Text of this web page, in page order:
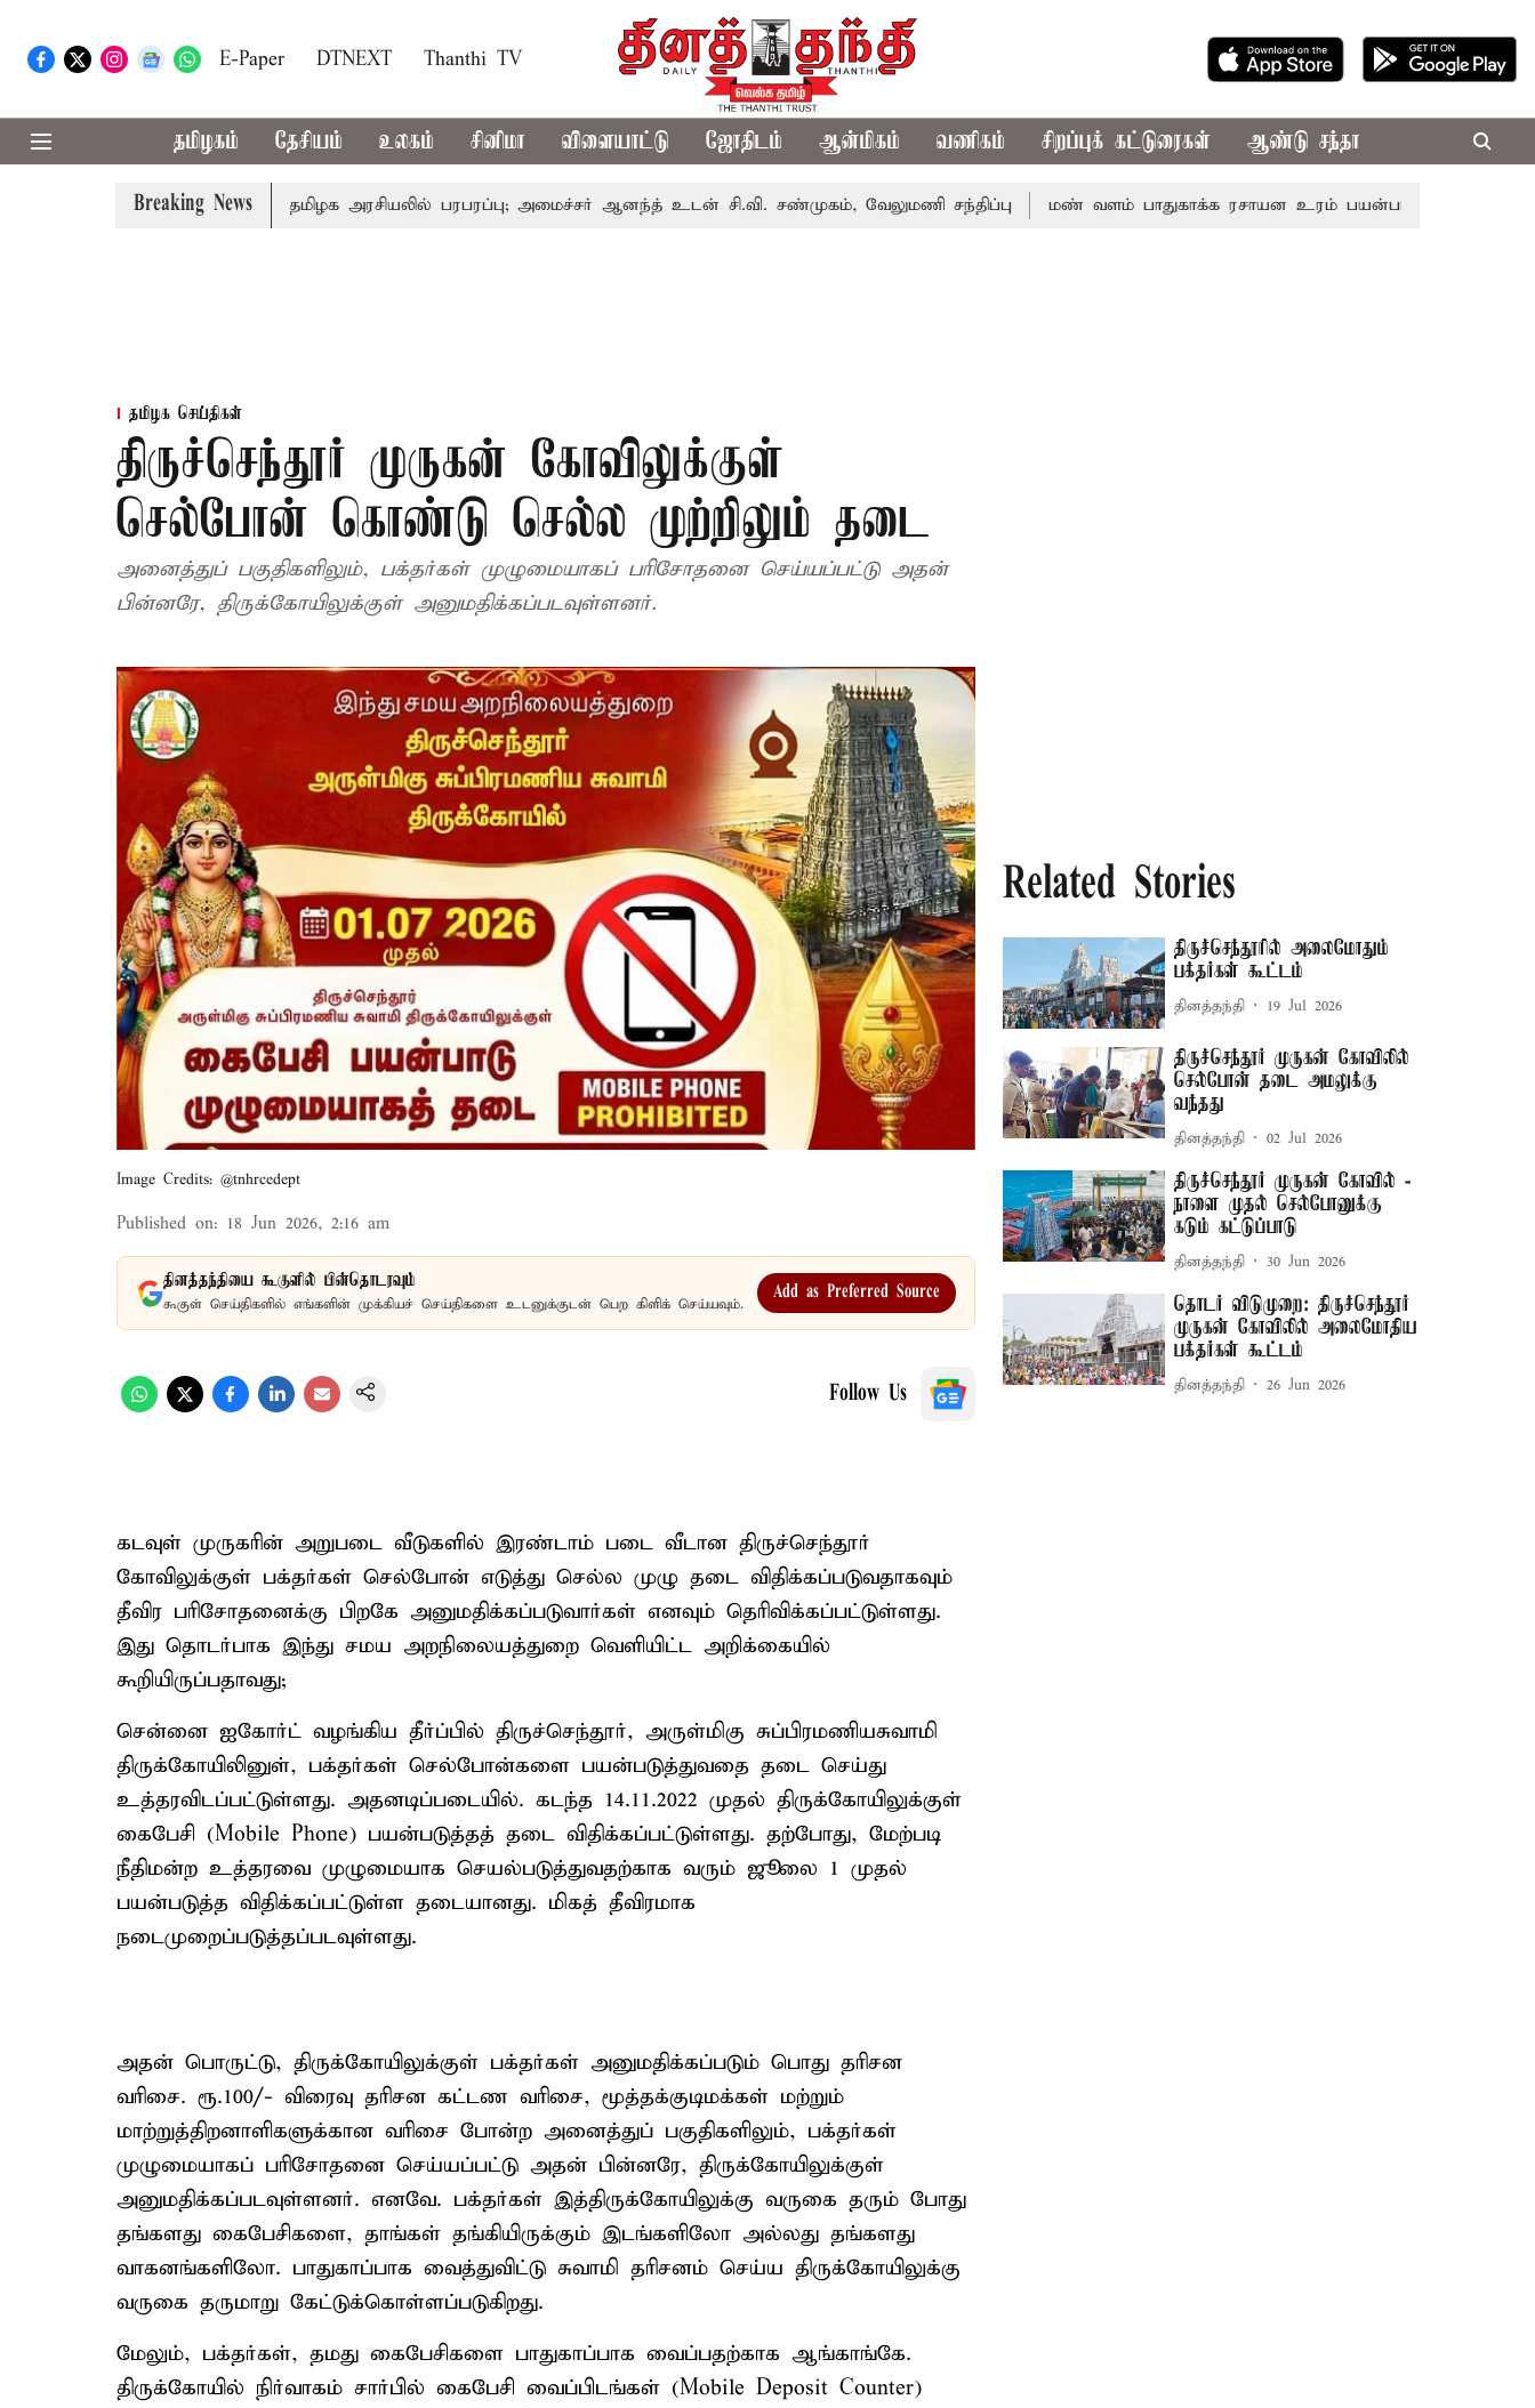
E-Paper DTNEXT Thanthi TV
தமிழகம் தேசியம் உலகம் சினிமா விளையாட்டு ஜோதிடம் ஆன்மிகம் வணிகம் சிறப்புக் கட்டுரைகள் ஆண்டு சந்தா
Breaking News
அமைச்சர் விஜய் தமிழக அரசியலில் பரபரப்பு; அமைச்சர் ஆனந்த் உடன் சி.வி. சண்முகம், வேலுமணி சந்திப்பு மண் வளம் பாதுகாக்க ரசாயன உரம் பயன்பாட்டை தவிர்க்க
தமிழக செய்திகள்
திருச்செந்தூர் முருகன் கோவிலுக்குள்
செல்போன் கொண்டு செல்ல முற்றிலும் தடை
அனைத்துப் பகுதிகளிலும், பக்தர்கள் முழுமையாகப் பரிசோதனை செய்யப்பட்டு அதன்
பின்னரே, திருக்கோயிலுக்குள் அனுமதிக்கப்படவுள்ளனர்.
Image Credits: @tnhrcedept
Published on: 18 Jun 2026, 2:16 am
தினத்தந்தியை கூகுளில் பின்தொடரவும்
கூகுள் செய்திகளில் எங்களின் முக்கியச் செய்திகளை உடனுக்குடன் பெற கிளிக் செய்யவும்.
Add as Preferred Source
Follow Us
கடவுள் முருகரின் அறுபடை வீடுகளில் இரண்டாம் படை வீடான திருச்செந்தூர்
கோவிலுக்குள் பக்தர்கள் செல்போன் எடுத்து செல்ல முழு தடை விதிக்கப்படுவதாகவும்
தீவிர பரிசோதனைக்கு பிறகே அனுமதிக்கப்படுவார்கள் எனவும் தெரிவிக்கப்பட்டுள்ளது.
இது தொடர்பாக இந்து சமய அறநிலையத்துறை வெளியிட்ட அறிக்கையில்
கூறியிருப்பதாவது;
சென்னை ஐகோர்ட் வழங்கிய தீர்ப்பில் திருச்செந்தூர், அருள்மிகு சுப்பிரமணியசுவாமி
திருக்கோயிலினுள், பக்தர்கள் செல்போன்களை பயன்படுத்துவதை தடை செய்து
உத்தரவிடப்பட்டுள்ளது. அதனடிப்படையில். கடந்த 14.11.2022 முதல் திருக்கோயிலுக்குள்
கைபேசி (Mobile Phone) பயன்படுத்தத் தடை விதிக்கப்பட்டுள்ளது. தற்போது, மேற்படி
நீதிமன்ற உத்தரவை முழுமையாக செயல்படுத்துவதற்காக வரும் ஜூலை 1 முதல்
பயன்படுத்த விதிக்கப்பட்டுள்ள தடையானது. மிகத் தீவிரமாக
நடைமுறைப்படுத்தப்படவுள்ளது.
அதன் பொருட்டு, திருக்கோயிலுக்குள் பக்தர்கள் அனுமதிக்கப்படும் பொது தரிசன
வரிசை. ரூ.100/- விரைவு தரிசன கட்டண வரிசை, மூத்தக்குடிமக்கள் மற்றும்
மாற்றுத்திறனாளிகளுக்கான வரிசை போன்ற அனைத்துப் பகுதிகளிலும், பக்தர்கள்
முழுமையாகப் பரிசோதனை செய்யப்பட்டு அதன் பின்னரே, திருக்கோயிலுக்குள்
அனுமதிக்கப்படவுள்ளனர். எனவே. பக்தர்கள் இத்திருக்கோயிலுக்கு வருகை தரும் போது
தங்களது கைபேசிகளை, தாங்கள் தங்கியிருக்கும் இடங்களிலோ அல்லது தங்களது
வாகனங்களிலோ. பாதுகாப்பாக வைத்துவிட்டு சுவாமி தரிசனம் செய்ய திருக்கோயிலுக்கு
வருகை தருமாறு கேட்டுக்கொள்ளப்படுகிறது.
மேலும், பக்தர்கள், தமது கைபேசிகளை பாதுகாப்பாக வைப்பதற்காக ஆங்காங்கே.
திருக்கோயில் நிர்வாகம் சார்பில் கைபேசி வைப்பிடங்கள் (Mobile Deposit Counter)
Related Stories
திருச்செந்தூரில் அலைமோதும்
பக்தர்கள் கூட்டம்
தினத்தந்தி 19 Jul 2026
திருச்செந்தூர் முருகன் கோவிலில்
செல்போன் தடை அமலுக்கு
வந்தது
தினத்தந்தி 02 Jul 2026
திருச்செந்தூர் முருகன் கோவில் -
நாளை முதல் செல்போனுக்கு
கடும் கட்டுப்பாடு
தினத்தந்தி 30 Jun 2026
தொடர் விடுமுறை: திருச்செந்தூர்
முருகன் கோவிலில் அலைமோதிய
பக்தர்கள் கூட்டம்
தினத்தந்தி 26 Jun 2026